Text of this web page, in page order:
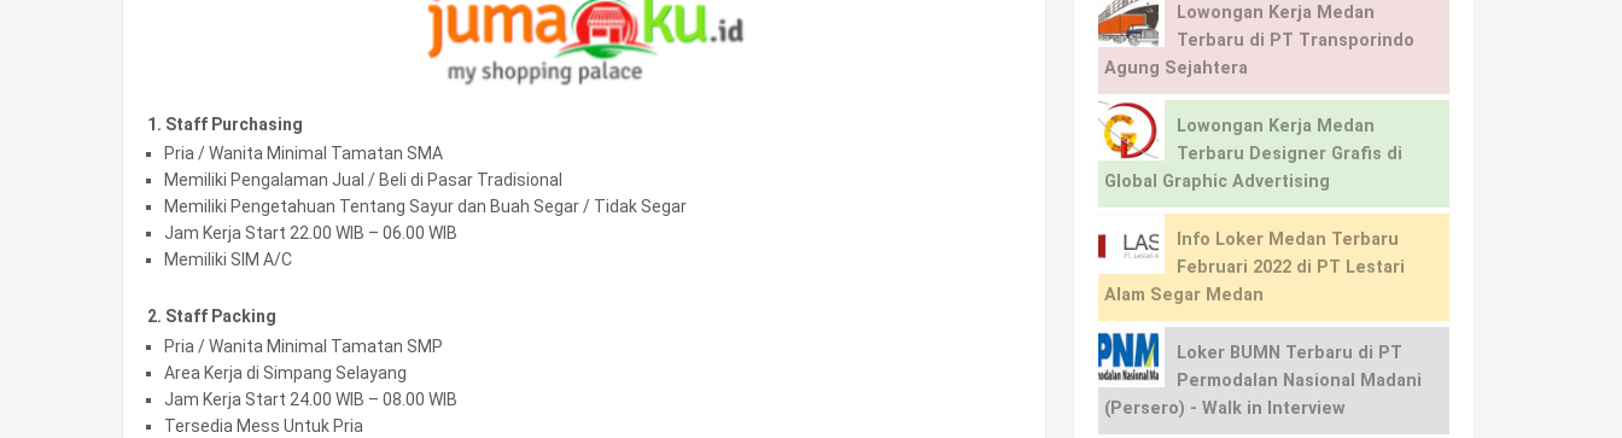
1. Staff Purchasing
Pria / Wanita Minimal Tamatan SMA
Memiliki Pengalaman Jual / Beli di Pasar Tradisional
Memiliki Pengetahuan Tentang Sayur dan Buah Segar / Tidak Segar
Jam Kerja Start 22.00 WIB – 06.00 WIB
Memiliki SIM A/C
2. Staff Packing
Pria / Wanita Minimal Tamatan SMP
Area Kerja di Simpang Selayang
Jam Kerja Start 24.00 WIB – 08.00 WIB
Tersedia Mess Untuk Pria
Lowongan Kerja Medan
Terbaru di PT Transporindo
Agung Sejahtera
Lowongan Kerja Medan
Terbaru Designer Grafis di
Global Graphic Advertising
Info Loker Medan Terbaru
Februari 2022 di PT Lestari
Alam Segar Medan
Loker BUMN Terbaru di PT
Permodalan Nasional Madani
(Persero) - Walk in Interview